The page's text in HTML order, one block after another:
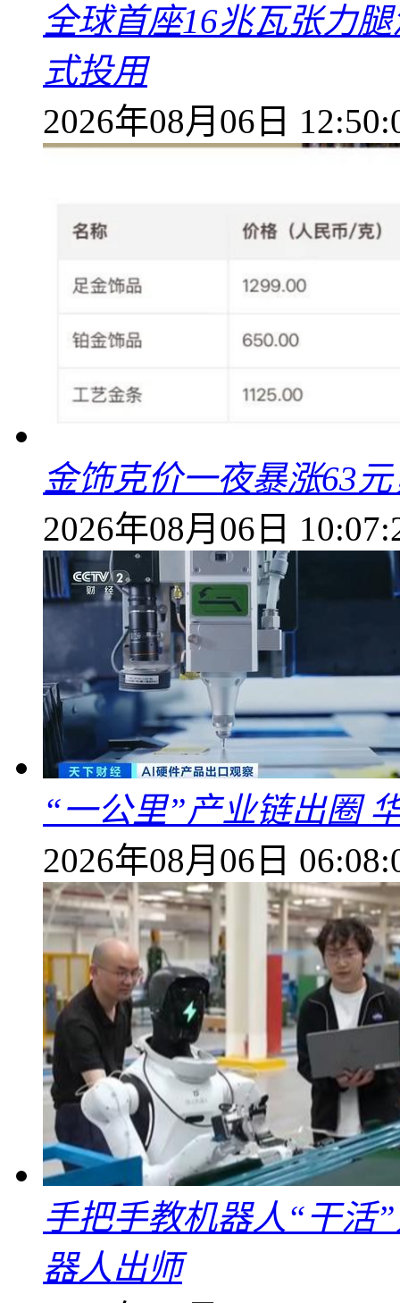
全球首座16兆瓦张力
式投用
2026年08月06日
金饰克价一夜暴涨63
2026年08月06日
“一公里”产业链出圈
2026年08月06日
手把手教机器人“干活
器人出师